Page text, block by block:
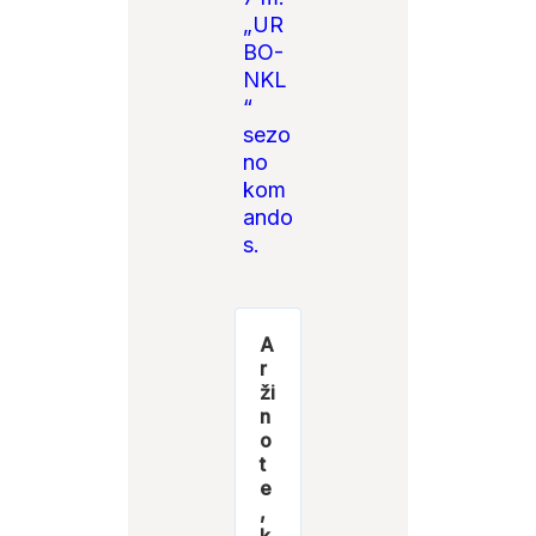
„UR
BO-
NKL
“
sezo
no
kom
ando
s.
A
r
ži
n
o
t
e
,